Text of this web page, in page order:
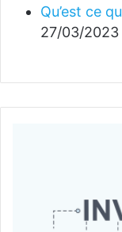
Qu’est ce
27/03/2023